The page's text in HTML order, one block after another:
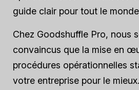
guide clair pour tout le
Chez Goodshuffle Pro, nous
convaincus que la mise en
procédures opérationnelles
votre entreprise pour le